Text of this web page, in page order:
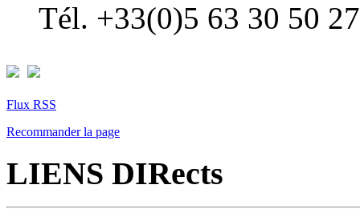
Tél. +33(0)5 63 30 50 27
Flux RSS
Recommander la page
LIENS DIRects